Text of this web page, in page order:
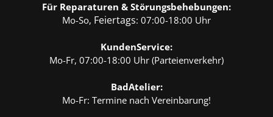
Für Reparaturen & Störungsbehebungen:
Mo-So, Feiertags: 07:00-18:00 Uhr
KundenService:
Mo-Fr, 07:00-18:00 Uhr (Parteienverkehr)
BadAtelier:
Mo-Fr: Termine nach Vereinbarung!